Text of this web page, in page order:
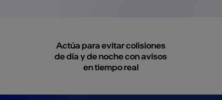
Actúa para evitar colisiones
de día y de noche con avisos
en tiempo real